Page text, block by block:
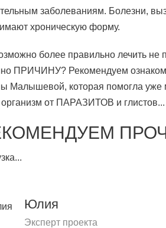
заболеваниям. Болезни,
хроническую форму.
более правильно лечить не
ПРИЧИНУ? Рекомендуем
Малышевой, которая помогла уже
от ПАРАЗИТОВ и глистов...
Юлия
Эксперт проекта